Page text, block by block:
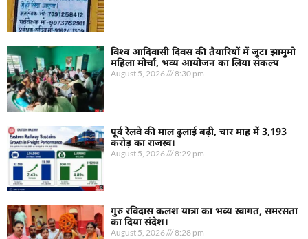
विश्व आदिवासी दिवस की तैयारियों में जुटा झामुमो
महिला मोर्चा, भव्य आयोजन का लिया संकल्प
August 5, 2026 8:30 pm
पूर्व रेलवे की माल ढुलाई बढ़ी, चार माह में 3,193
करोड़ का राजस्व।
August 5, 2026 8:29 pm
गुरु रविदास कलश यात्रा का भव्य स्वागत, समरसता
का दिया संदेश।
August 5, 2026 8:28 pm